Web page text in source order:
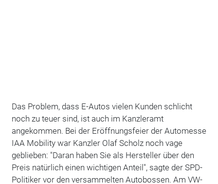
Das Problem, dass E-Autos vielen Kunden schlicht
noch zu teuer sind, ist auch im Kanzleramt
angekommen. Bei der Eröffnungsfeier der Automesse
IAA Mobility war Kanzler Olaf Scholz noch vage
geblieben: "Daran haben Sie als Hersteller über den
Preis natürlich einen wichtigen Anteil", sagte der SPD-
Politiker vor den versammelten Autobossen. Am VW-